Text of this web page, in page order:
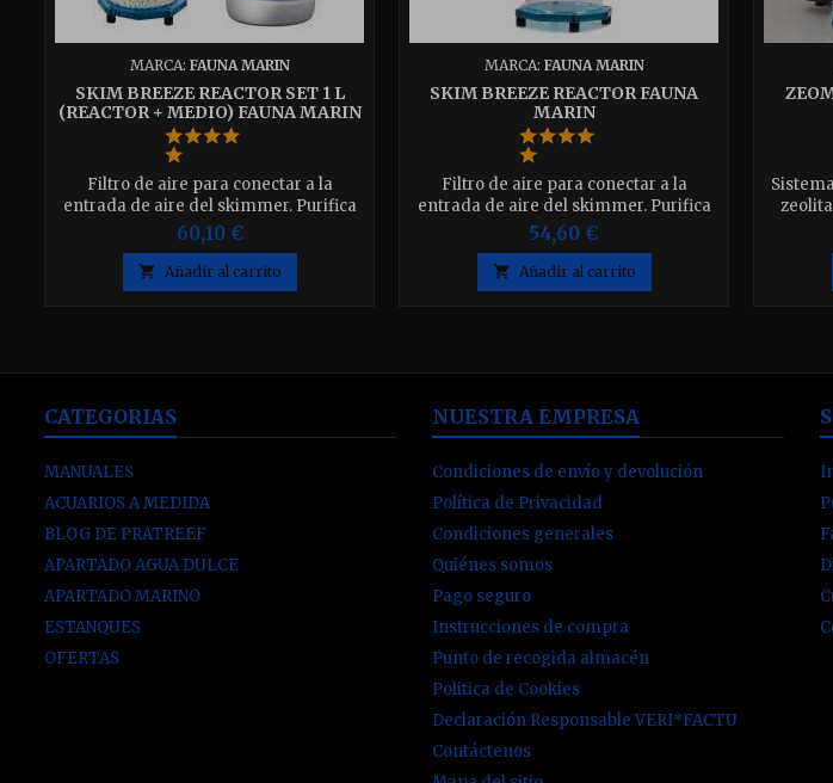
MARCA: FAUNA MARIN
SKIM BREEZE REACTOR SET 1 L
(REACTOR + MEDIO) FAUNA MARIN
Filtro de aire para conectar a la
entrada de aire del skimmer. Purifica
el aire, reduce el CO2 y mantiene
constante y alto el pH del agua. Skim
Breeze Reactor Set 1 Litro es perfecto
para acuarios de hasta 750 L.
60,10 €
 Añadir al carrito
MARCA: FAUNA MARIN
SKIM BREEZE REACTOR FAUNA
MARIN
Filtro de aire para conectar a la
entrada de aire del skimmer. Purifica
el aire, reduce el CO2 y mantiene
constante y alto el pH del agua.
54,60 €
 Añadir al carrito
CATEGORIAS
MANUALES
ACUARIOS A MEDIDA
BLOG DE PRATREEF
APARTADO AGUA DULCE
APARTADO MARINO
ESTANQUES
OFERTAS
NUESTRA EMPRESA
Condiciones de envío y devolución
Política de Privacidad
Condiciones generales
Quiénes somos
Pago seguro
Instrucciones de compra
Punto de recogida almacén
Politica de Cookies
Declaración Responsable VERI*FACTU
Contáctenos